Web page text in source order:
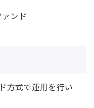
ンド
方式で運用を行い